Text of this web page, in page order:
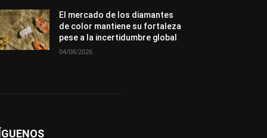
El mercado de los diamantes
de color mantiene su fortaleza
pese a la incertidumbre global
04/08/2026